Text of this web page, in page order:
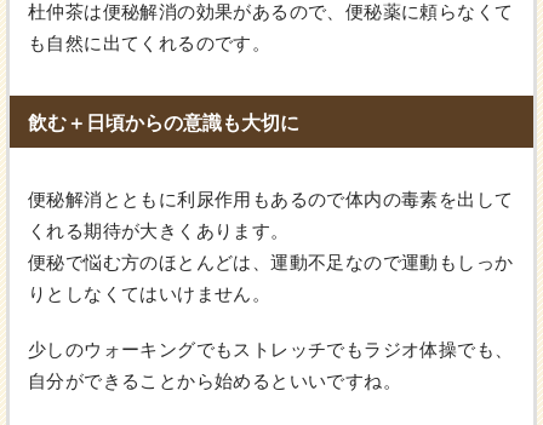
杜仲茶は便秘解消の効果があるので、便秘薬に頼らなくて
も自然に出てくれるのです。
飲む＋日頃からの意識も大切に
便秘解消とともに利尿作用もあるので体内の毒素を出して
くれる期待が大きくあります。
便秘で悩む方のほとんどは、運動不足なので運動もしっか
りとしなくてはいけません。
少しのウォーキングでもストレッチでもラジオ体操でも、
自分ができることから始めるといいですね。